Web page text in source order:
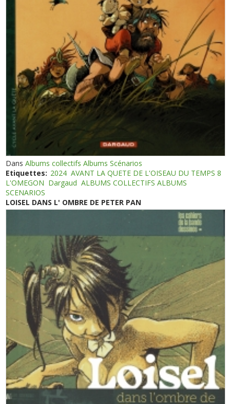
DansAlbums collectifs Albums Scénarios
Etiquettes: 2024 AVANT LA QUETE DE L'OISEAU DU TEMPS 8
L'OMEGON Dargaud ALBUMS COLLECTIFS ALBUMS
SCENARIOS
LOISEL DANS L' OMBRE DE PETER PAN